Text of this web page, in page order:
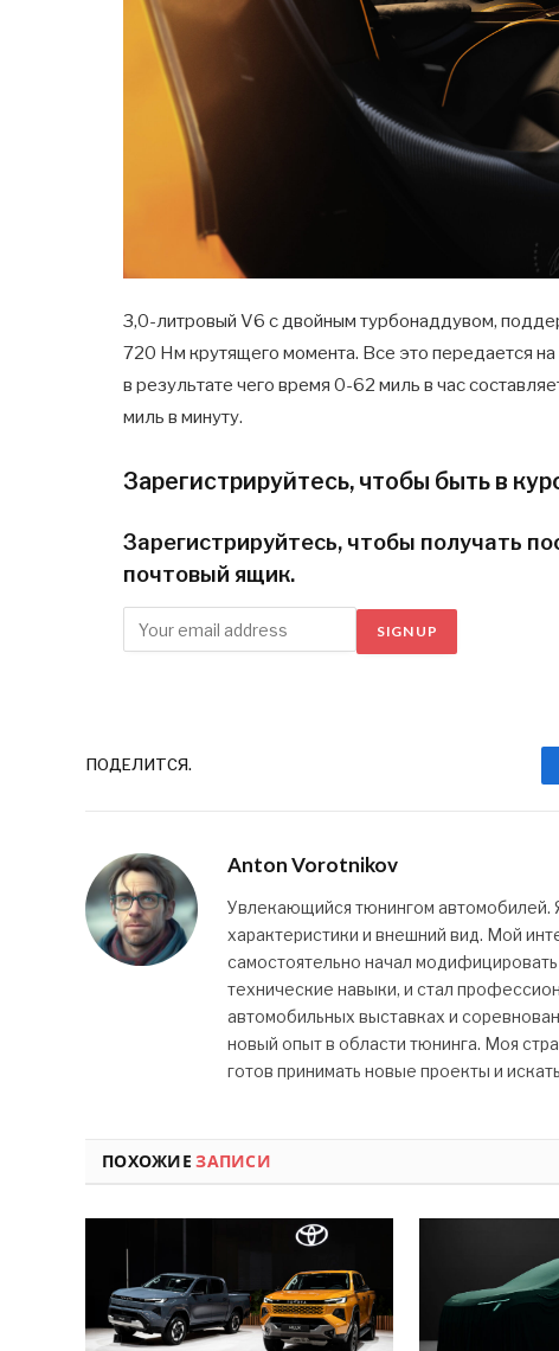
3,0-литровый V6 с двойным турбонаддувом,
720 Нм крутящего момента. Все это передается
в результате чего время 0-62 миль в час
миль в минуту.
Зарегистрируйтесь, чтобы быть в
Зарегистрируйтесь, чтобы получать
почтовый ящик.
SIGN UP
ПОДЕЛИТСЯ.
Anton Vorotnikov
Увлекающийся тюнингом автомобилей.
характеристики и внешний вид. Мой
самостоятельно начал
технические навыки, и стал
автомобильных выставках и
новый опыт в области тюнинга. Моя
готов принимать новые проекты и
ПОХОЖИЕЗАПИСИ